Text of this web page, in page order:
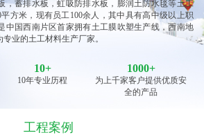
，蓄排水板，虹吸防排水板，膨润土防水毯等土工
方米，现有员工100余人，其中具有高中级以上职
中国西南片区首家拥有土工膜吹塑生产线，西南地
业的土工材料生产厂家。
10+
10年专业历程
1000+
为上千家客户提供优质安
全的产品
工程案例